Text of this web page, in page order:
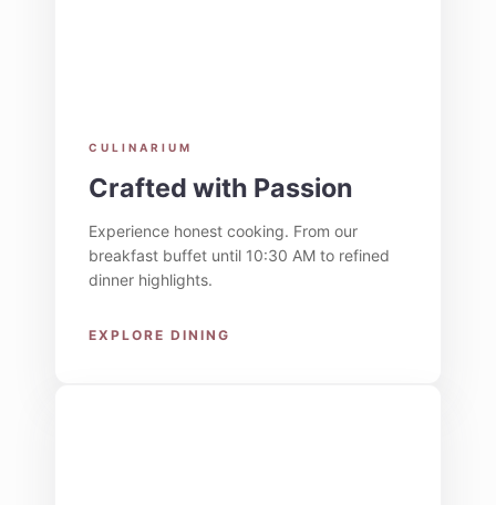
CULINARIUM
Crafted with Passion
Experience honest cooking. From our
breakfast buffet until 10:30 AM to refined
dinner highlights.
EXPLORE DINING